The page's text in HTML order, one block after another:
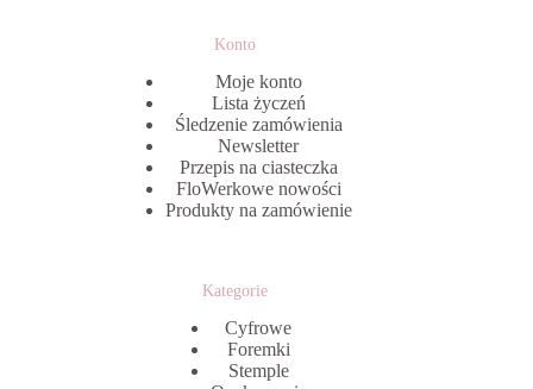
Konto
Moje konto
Lista życzeń
Śledzenie zamówienia
Newsletter
Przepis na ciasteczka
FloWerkowe nowości
Produkty na zamówienie
Kategorie
Cyfrowe
Foremki
Stemple